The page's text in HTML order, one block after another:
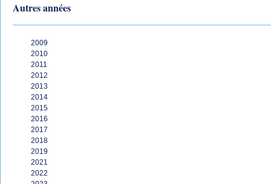
Autres années
2009
2010
2011
2012
2013
2014
2015
2016
2017
2018
2019
2021
2022